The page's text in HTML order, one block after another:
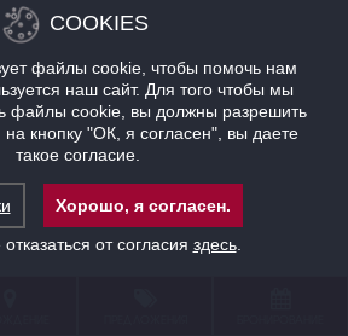
COOKIES
файлы cookie, чтобы помочь нам
наш сайт. Для того чтобы мы
файлы cookie, вы должны разрешить
кнопку "ОК, я согласен", вы даете
такое согласие.
Хорошо, я согласен.
от согласия здесь.